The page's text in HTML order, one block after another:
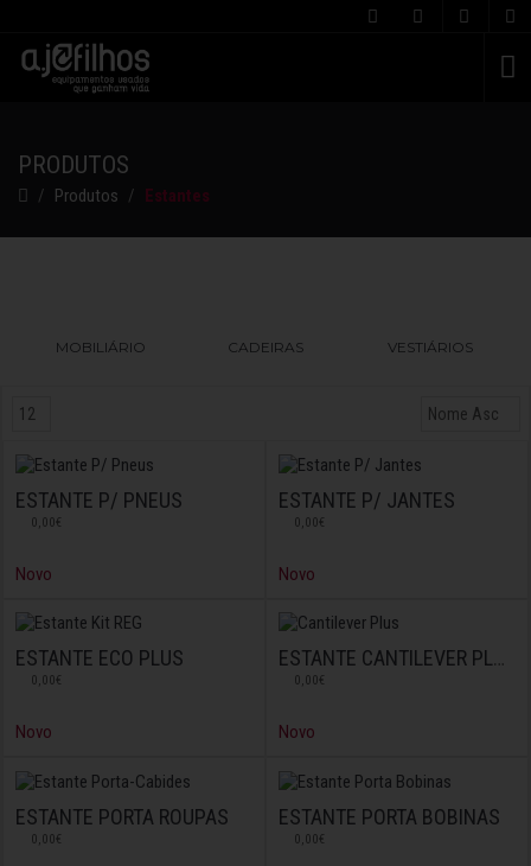
PRODUTOS
Produtos Estantes
MOBILIÁRIO CADEIRAS VESTIÁRIOS
ESTANTE P/ PNEUS
0,00€
Novo
ESTANTE P/ JANTES
0,00€
Novo
ESTANTE ECO PLUS
0,00€
Novo
ESTANTE CANTILEVER PLUS
0,00€
Novo
ESTANTE PORTA ROUPAS
0,00€
ESTANTE PORTA BOBINAS
0,00€